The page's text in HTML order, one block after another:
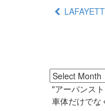
"アーバンス
車体だけでな